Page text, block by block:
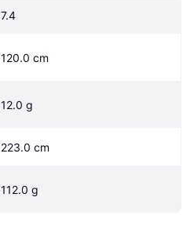
7.4
120.0 cm
12.0 g
223.0 cm
112.0 g